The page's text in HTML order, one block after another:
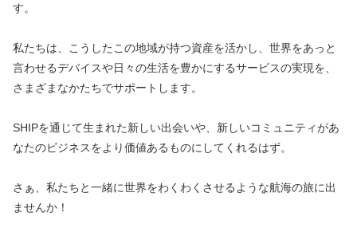
す。
私たちは、こうしたこの地域が持つ資産を活かし、世界をあっと
言わせるデバイスや日々の生活を豊かにするサービスの実現を、
さまざまなかたちでサポートします。
SHIPを通じて生まれた新しい出会いや、新しいコミュニティがあ
なたのビジネスをより価値あるものにしてくれるはず。
さぁ、私たちと一緒に世界をわくわくさせるような航海の旅に出
ませんか！